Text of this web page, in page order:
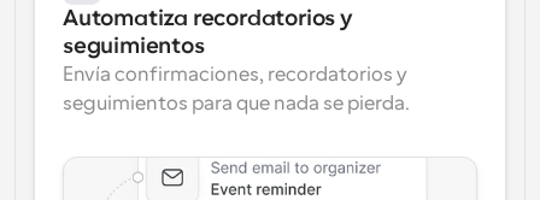
Automatiza recordatorios y
seguimientos
Envía confirmaciones, recordatorios y
seguimientos para que nada se pierda.